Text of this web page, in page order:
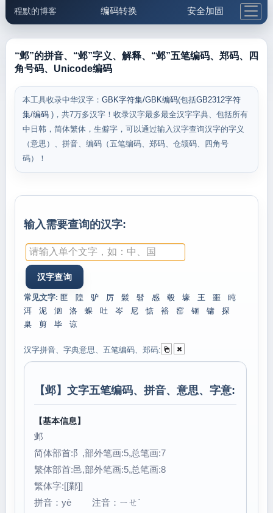
程默的博客 编码转换 安全加固
邮件工具 生活便民 更多工具
“邺”的拼音、“邺”字义、解释、“邺”五笔编码、郑码、四
角号码、Unicode编码
本工具收录中华汉字： GBK字符集/GBK编码(包括GB2312字符
集/编码 )，共7万多汉字！收录汉字最多最全汉字字典、包括所有
中日韩，简体繁体，生僻字，可以通过输入汉字查询汉字的字义
（意思）、拼音、编码（五笔编码、郑码、仓颉码、四角号
码）！
输入需要查询的汉字:
常见文字: 匪 隍 驴 厉 鬏 髫 感 毂 壕 王 噩
盹
洱
泥 汹 洛 蜾 吐 岑 尼 惦 裕 窑 钷 镛
探
臬
剪 毕 谅
汉字拼音、字典意思、五笔编码、郑码:
【邺】文字五笔编码、拼音、意思、字意:
【基本信息】
邺
简体部首:阝,部外笔画:5,总笔画:7
繁体部首:邑,部外笔画:5,总笔画:8
繁体字:[[鄴]]
拼音：yè 注音：ㄧㄝˋ